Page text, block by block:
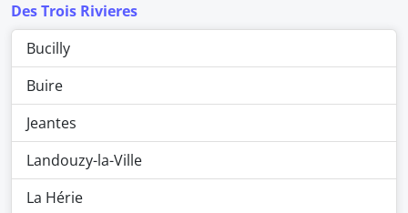
Des Trois Rivieres
Bucilly
Buire
Jeantes
Landouzy-la-Ville
La Hérie